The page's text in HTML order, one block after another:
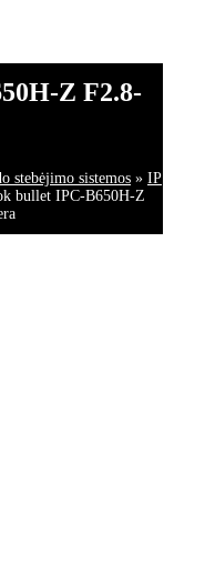
Z F2.8-
stebėjimo sistemos » IP
bullet IPC-B650H-Z